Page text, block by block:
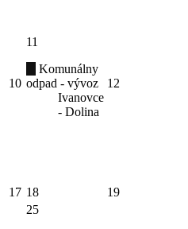
10
11
Komunálny
odpad - vývoz
Ivanovce
- Dolina
12
17 18 19
25